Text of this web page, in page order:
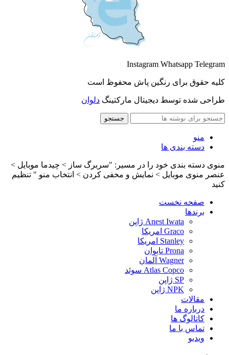
Instagram Whatsapp Telegram
کلیه حقوق برای رنگین پاش محفوظ است
طراحی شده توسط دیجیتال مارکتینگ دلوان
جستجو
منو
دسته بندی ها
منوی دسته بندی خود را در مسیر: "سربرگ ساز > چیدما موبایل >
عنصر منوی موبایل > نمایش و مخفی کردن > انتخاب منو " تنظیم
کنید
صفحه نخست
برندها
Anest Iwata ژاپن
Graco امریکا
Stanley امریکا
Prona تایوان
Wagner آلمان
Atlas Copco سوئد
SP ژاپن
NPK ژاپن
مقالات
درباره ما
کاتالوگ ها
تماس با ما
ویدیو